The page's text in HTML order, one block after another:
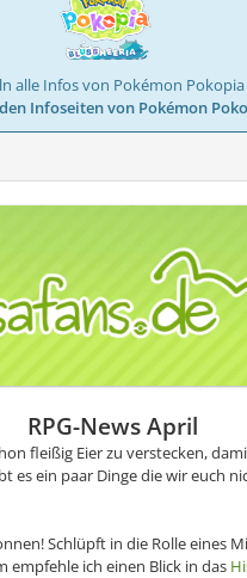
alle Infos von Pokémon
Infoseiten von Pokémon
RPG-News April
fleißig Eier zu verstecken,
es ein paar Dinge die wir euch
Schlüpft in die Rolle eines
empfehle ich einen Blick in das